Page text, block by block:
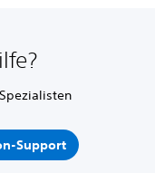
Support